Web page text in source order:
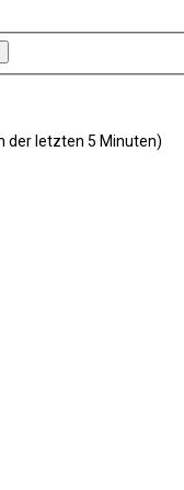
der letzten 5 Minuten)